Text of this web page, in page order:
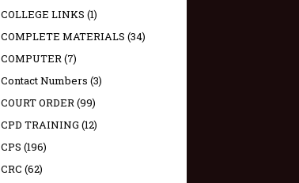
COLLEGE LINKS (1)
COMPLETE MATERIALS (34)
COMPUTER(7)
Contact Numbers (3)
COURT ORDER(99)
CPD TRAINING (12)
CPS (196)
CRC (62)